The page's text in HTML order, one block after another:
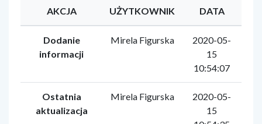
AKCJA UŻYTKOWNIK DATA
Dodanie
informacji
Mirela Figurska
2020-05-
15
10:54:07
Ostatnia
aktualizacja
Mirela Figurska
2020-05-
15